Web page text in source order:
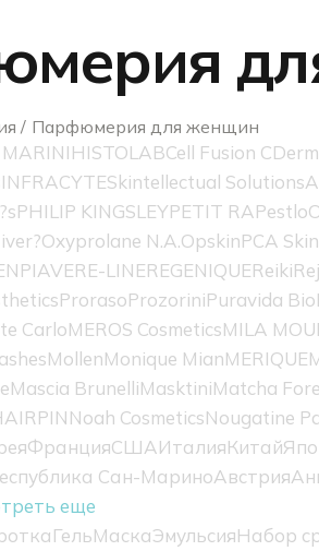
Парфюмерия для женщин
MARINIHISTOLABCell Fusion C
INFRACYTESkintellectual Solutions
PHILIP KINGSLEYPETIT RAPestlo
Oxyprolane N.A.OpskinPCA Skin
PIAVERE-LINEREGENIQUEReiki
ProrasoProzoriniPuravida Bio
CarloMEROS CosmeticsMILA
MollenMonique MianMERIQUE
Mascia BrunelliMasktiniMatcha
Noah CosmeticsNougatine
ФранцияСШАИталияКитай
Сан-МариноАвстрия
еще
ГельМаскаЭмульсияНабор